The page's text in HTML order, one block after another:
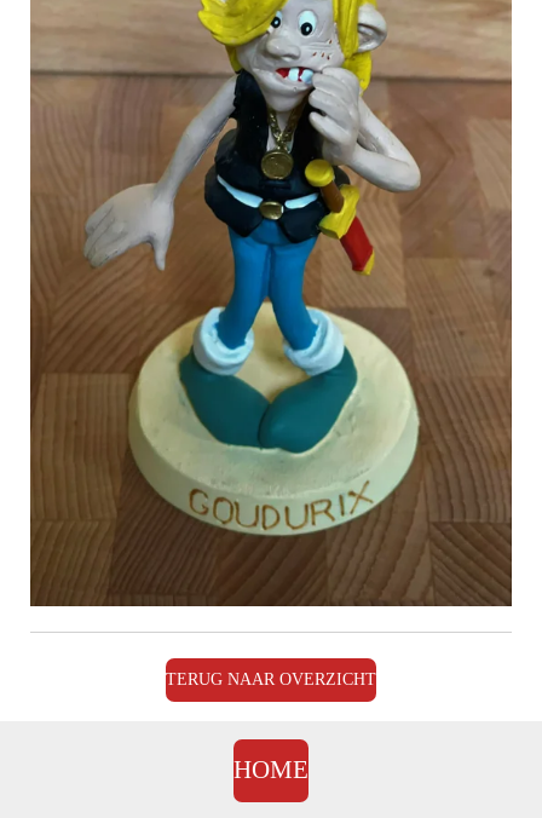
TERUG NAAR OVERZICHT
HOME